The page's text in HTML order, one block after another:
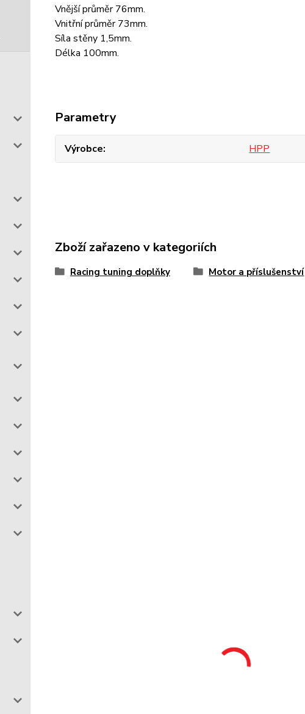
Vnější průměr 76mm.
Vnitřní průměr 73mm.
Síla stěny 1,5mm.
Délka 100mm.
Parametry
Výrobce HPP
Zboží zařazeno v kategoriích
Racing tuning doplňky Motor a příslušenství